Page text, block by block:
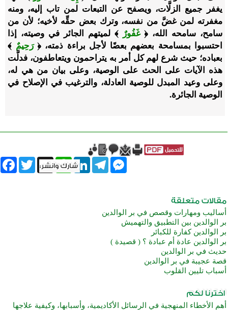
يغفر جميع الزلَّات، ويصفح عن التبعات لمن تاب إليه، ومنه
مغفرته لمن غضَّ من نفسه، وترك بعض حقِّه لأخيه؛ لأن من
سامح، سامحه الله، ﴿غَفُورٌ ﴾ لميتهم الجائر في وصيته، إذا
احتسبوا بمسامحة بعضهم بعضًا لأجل براءة ذمته، ﴿رَحِيمٌ ﴾
بعباده؛ حيث شرع لهم كل أمر به يتراحمون ويتعاطفون، فدلَّت
هذه الآيات على الحث على الوصية، وعلى بيان من هي له،
وعلى وعيد المبدل للوصية العادلة، والترغيب في الإصلاح في
الوصية الجائرة.
Twitter X
WhatsAppLinkedInTelegram
Messenger
أساليب ومهارات وقصص في بر الوالدين
بر الوالدين بين التطبيق والتهميش
بر الوالدين كفارة للكبائر
بر الوالدين عادة أم عبادة ؟ ( قصيدة )
حديث في بر الوالدين
قصة عجيبة في بر الوالدين
أسباب تليين القلوب
أهم الأخطاء المنهجية في الرسائل الأكاديمية، وأسبابها، وكيفية علاجها